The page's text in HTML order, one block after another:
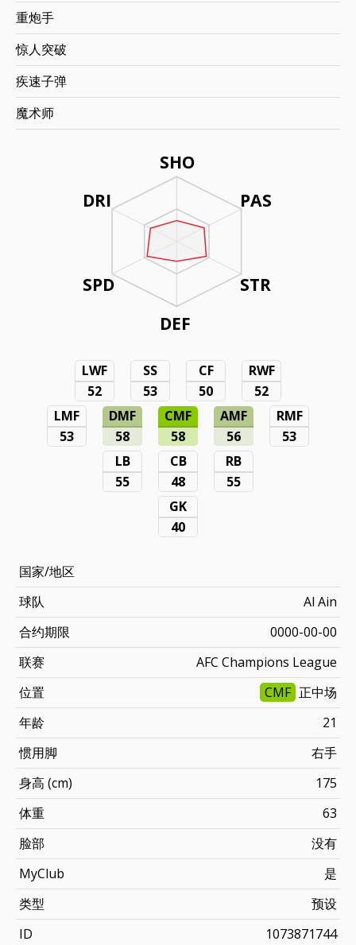
SHO
PAS
STR
DEF
DRI
SPD
LWF
52
SS
53
CF
50
RWF
52
LMF
53
DMF
58
CMF
58
AMF
56
RMF
53
LB
55
CB
48
RB
55
GK
40
国家/地区
球队
Al Ain
合约期限
0000-00-00
联赛
AFC Champions League
位置
CMF 正中场
年龄
21
惯用脚
右手
身高 (cm)
175
体重
63
脸部
没有
MyClub
是
类型
预设
ID
1073871744
重炮手
惊人突破
疾速子弹
魔术师